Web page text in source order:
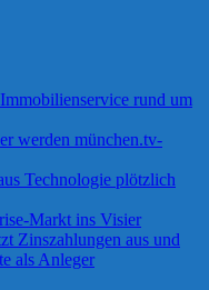
rund um
werden münchen.tv-
Technologie plötzlich
Markt ins Visier
Zinszahlungen aus und
als Anleger